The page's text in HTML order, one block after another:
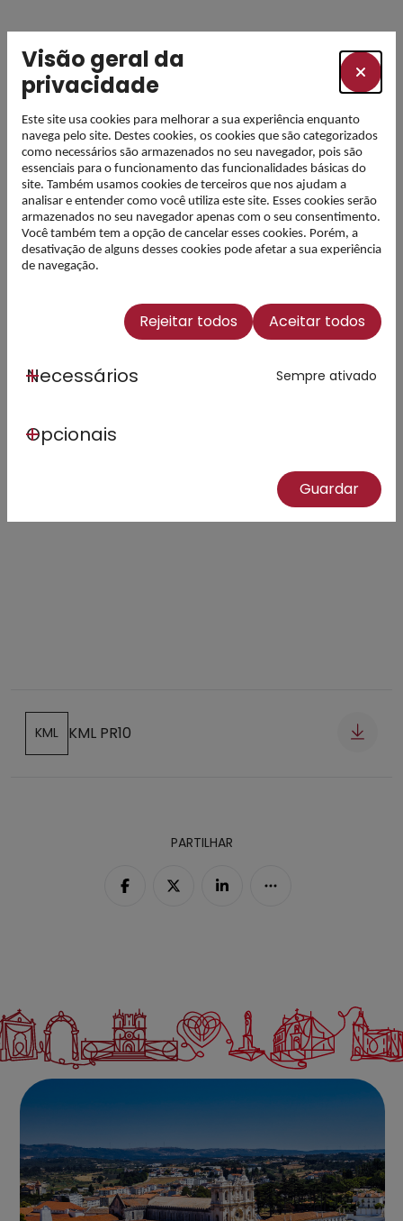
Abre num novo separador
KML KML PR10
PARTILHAR
Visão geral da
privacidade
Este site usa cookies para melhorar a sua experiência enquanto
navega pelo site. Destes cookies, os cookies que são categorizados
como necessários são armazenados no seu navegador, pois são
essenciais para o funcionamento das funcionalidades básicas do
site. Também usamos cookies de terceiros que nos ajudam a
analisar e entender como você utiliza este site. Esses cookies serão
armazenados no seu navegador apenas com o seu consentimento.
Você também tem a opção de cancelar esses cookies. Porém, a
desativação de alguns desses cookies pode afetar a sua experiência
de navegação.
Rejeitar todos Aceitar todos
Necessários Sempre ativado
Opcionais
Guardar